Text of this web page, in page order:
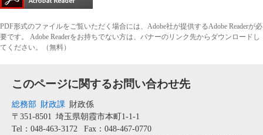
PDF形式のファイルをご覧いただく場合には、Adobe社が提供するAdobe Readerが必
要です。
Adobe Readerをお持ちでない方は、バナーのリンク先からダウンロードし
てください。（無料）
このページに関するお問い合わせ先
総務部 財政課 財政係
〒351-8501 埼玉県朝霞市本町1-1-1
Tel：048-463-3172
Fax：048-467-0770